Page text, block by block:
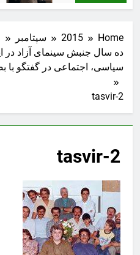
Home
2015 سپتامبر
ده سال جنبش سینمای آزاد در
سیاسی، اجتماعی در گفتگو با
tasvir-2
tasvir-2